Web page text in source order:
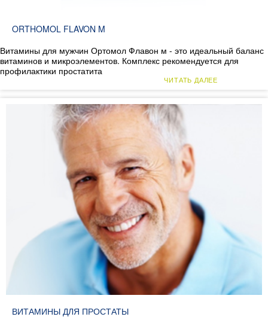
ORTHOMOL FLAVON M
Витамины для мужчин Ортомол Флавон м - это идеальный баланс
витаминов и микроэлементов. Комплекс рекомендуется для
профилактики простатита
ЧИТАТЬ ДАЛЕЕ
ВИТАМИНЫ ДЛЯ ПРОСТАТЫ